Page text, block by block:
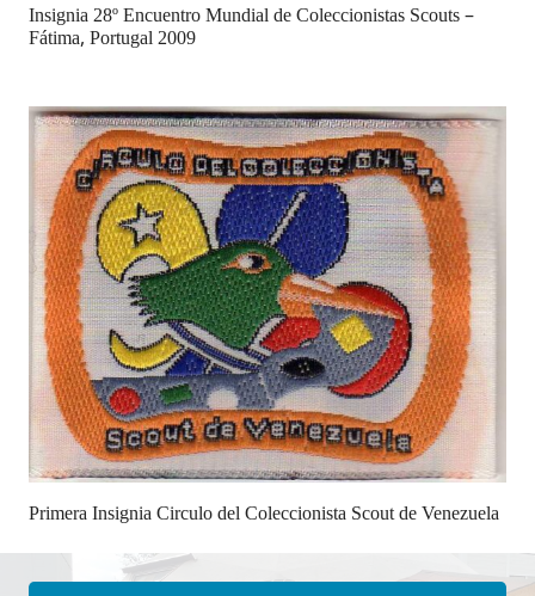
Insignia 28º Encuentro Mundial de Coleccionistas Scouts –
Fátima, Portugal 2009
Primera Insignia Circulo del Coleccionista Scout de Venezuela